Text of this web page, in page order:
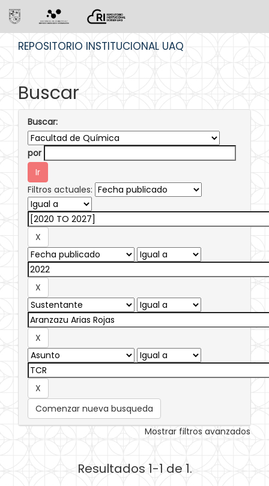
REPOSITORIO INSTITUCIONAL UAQ
Buscar
Buscar:
por
Filtros actuales:
Comenzar nueva busqueda
Mostrar filtros avanzados
Resultados 1-1 de 1.